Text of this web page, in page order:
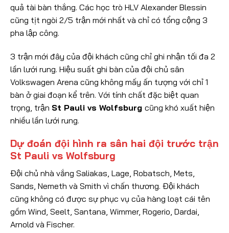
quả tài bàn thắng. Các học trò HLV Alexander Blessin
cũng tịt ngòi 2/5 trận mới nhất và chỉ có tổng cộng 3
pha lập công.
3 trận mới đây của đội khách cũng chỉ ghi nhận tối đa 2
lần lưới rung. Hiệu suất ghi bàn của đội chủ sân
Volkswagen Arena cũng không mấy ấn tượng với chỉ 1
bàn ở giai đoạn kể trên. Với tính chất đặc biệt quan
trọng, trận St Pauli vs Wolfsburg cũng khó xuất hiện
nhiều lần lưới rung.
Dự đoán đội hình ra sân hai đội trước trận
St Pauli vs Wolfsburg
Đội chủ nhà vắng Saliakas, Lage, Robatsch, Mets,
Sands, Nemeth và Smith vì chấn thương. Đội khách
cũng không có được sự phục vụ của hàng loạt cái tên
gồm Wind, Seelt, Santana, Wimmer, Rogerio, Dardai,
Arnold và Fischer.